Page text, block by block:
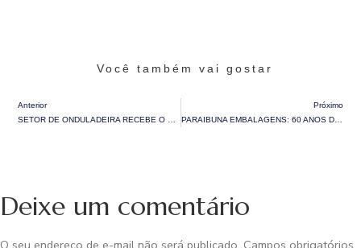
Você também vai gostar
Anterior
Próximo
PARAIBUNA EMBALAGENS: 60 ANOS DE HISTÓRIA ENTRELAÇADOS COM A VIDA DOS COLABORADORES
Deixe um comentário
O seu endereço de e-mail não será publicado. Campos obrigatórios